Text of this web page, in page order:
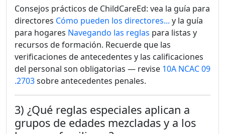
Consejos prácticos de ChildCareEd: vea la guía para
directores Cómo pueden los directores... y la guía
para hogares Navegando las reglas para listas y
recursos de formación. Recuerde que las
verificaciones de antecedentes y las calificaciones
del personal son obligatorias — revise 10A NCAC 09
.2703sobre antecedentes penales.
3) ¿Qué reglas especiales aplican a
grupos de edades mezcladas y a los